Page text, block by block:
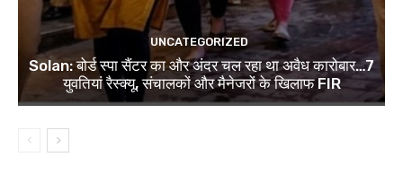
UNCATEGORIZED
Solan: बोर्ड स्पा सैंटर का और अंदर चल रहा था अवैध कारोबार…7
युवतियां रैस्क्यू, संचालकों और मैनेजरों के खिलाफ FIR